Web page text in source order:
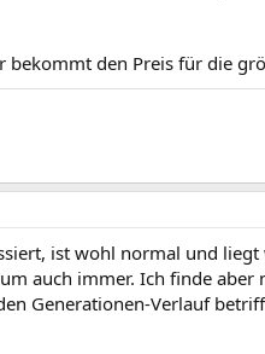
bekommt den Preis für die
ist wohl normal und
auch immer. Ich finde aber
Generationen-Verlauf